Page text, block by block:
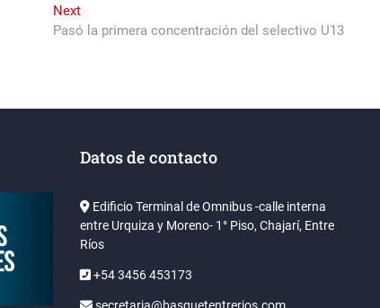
NextNext
post:
Pasó la primera concentración del selectivo U13
Datos de contacto
Edificio Terminal de Omnibus -calle interna
entre Urquiza y Moreno- 1° Piso, Chajarí, Entre
Ríos
+54 3456 453173